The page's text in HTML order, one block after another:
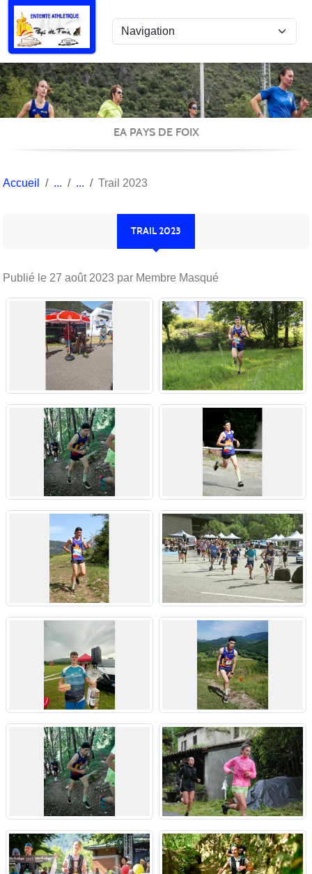
EA PAYS DE FOIX
Accueil Trail 2023
TRAIL 2023
Publié le 27 août 2023 par Membre Masqué
Panneau de gestion des cookies